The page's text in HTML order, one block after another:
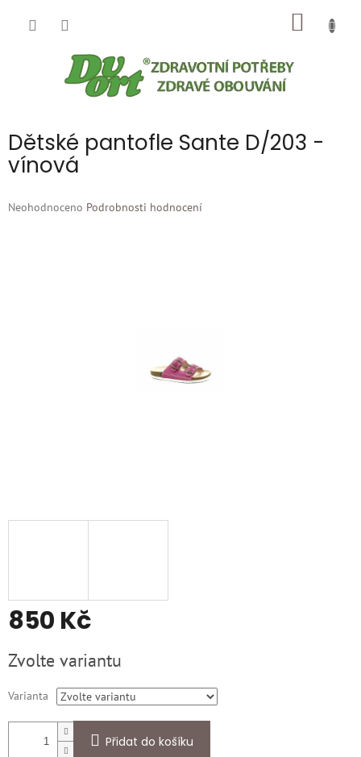
Dětské pantofle Sante D/203 -
vínová
Průměrné
Neohodnoceno Podrobnosti hodnocení
850 Kč
cena:
Zvolte variantu
Varianta
Přidat do košíku